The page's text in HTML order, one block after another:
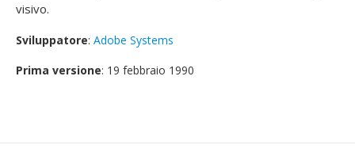
visivo.
Sviluppatore: Adobe Systems
Prima versione: 19 febbraio 1990